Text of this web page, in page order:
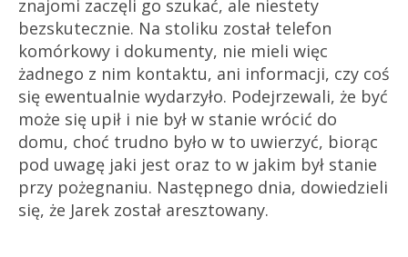
znajomi zaczęli go szukać, ale niestety
bezskutecznie. Na stoliku został telefon
komórkowy i dokumenty, nie mieli więc
żadnego z nim kontaktu, ani informacji, czy coś
się ewentualnie wydarzyło. Podejrzewali, że być
może się upił i nie był w stanie wrócić do
domu, choć trudno było w to uwierzyć, biorąc
pod uwagę jaki jest oraz to w jakim był stanie
przy pożegnaniu. Następnego dnia, dowiedzieli
się, że Jarek został aresztowany.